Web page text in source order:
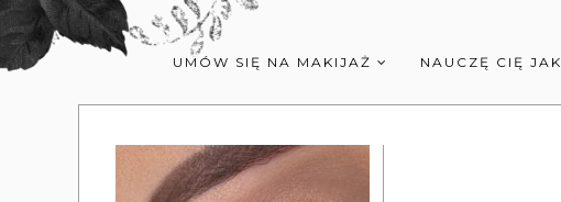
UMÓW SIĘ NA MAKIJAŻ NAUCZĘ CIĘ